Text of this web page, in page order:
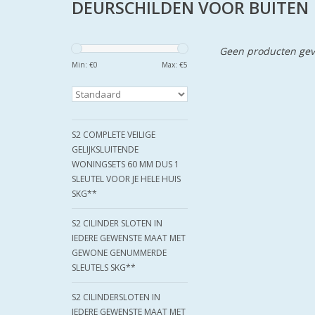
DEURSCHILDEN VOOR BUITEN
Min: €0 Max: €5
S2 COMPLETE VEILIGE
GELIJKSLUITENDE
WONINGSETS 60 MM DUS 1
SLEUTEL VOOR JE HELE HUIS
SKG**
S2 CILINDER SLOTEN IN
IEDERE GEWENSTE MAAT MET
GEWONE GENUMMERDE
SLEUTELS SKG**
S2 CILINDERSLOTEN IN
IEDERE GEWENSTE MAAT MET
Geen producten